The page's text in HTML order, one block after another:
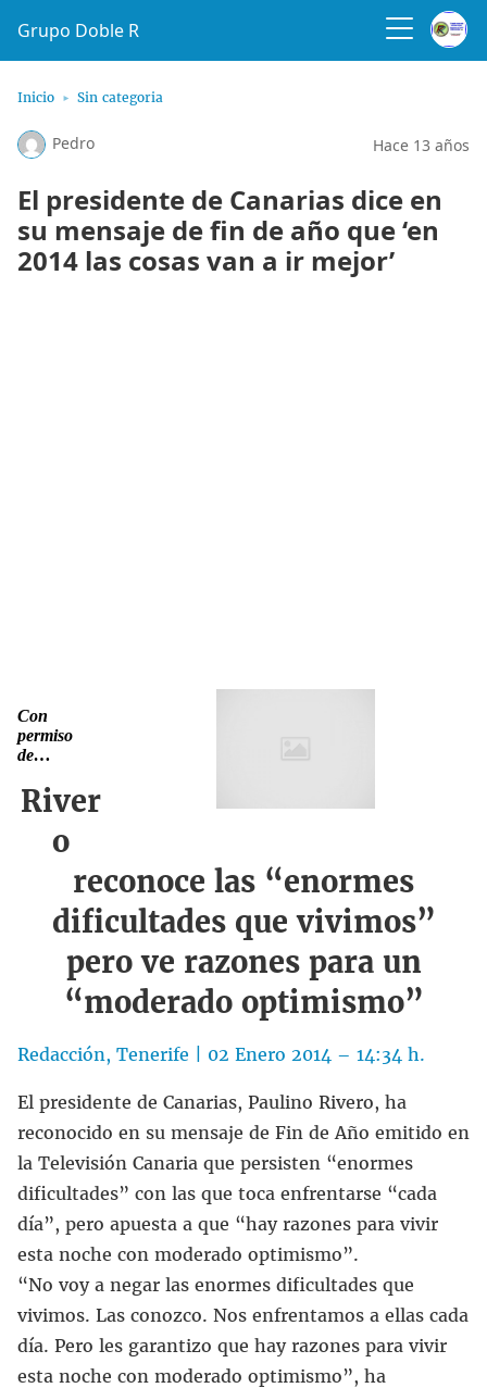
Grupo Doble R
Inicio Sin categoria
Pedro Hace 13 años
El presidente de Canarias dice en
su mensaje de fin de año que ‘en
2014 las cosas van a ir mejor’
Con
permiso
de…
River
o
reconoce las “enormes
dificultades que vivimos”
pero ve razones para un
“moderado optimismo”
Redacción, Tenerife | 02 Enero 2014 – 14:34 h.
El presidente de Canarias, Paulino Rivero, ha
reconocido en su mensaje de Fin de Año emitido en
la Televisión Canaria que persisten “enormes
dificultades” con las que toca enfrentarse “cada
día”, pero apuesta a que “hay razones para vivir
esta noche con moderado optimismo”.
“No voy a negar las enormes dificultades que
vivimos. Las conozco. Nos enfrentamos a ellas cada
día. Pero les garantizo que hay razones para vivir
esta noche con moderado optimismo”, ha